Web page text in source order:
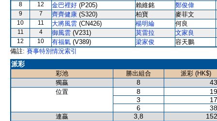
8 12 金巴裡好 (P205) 賴維銘 鄭俊偉
9 7 齊齊健康 (S320) 柏寶 麥菲文
10 11 大將風雲 (CN426) 楊明綸 何良
11 4 御風雲 (V231) 莫雷拉 文家良
12 10 有福氣 (V389) 梁家俊
容天鵬
備註: 賽事特別情況索引
派彩
彩池 勝出組合
派彩 (HK$)
獨贏
8
位置 8
3
6
連贏 3,8